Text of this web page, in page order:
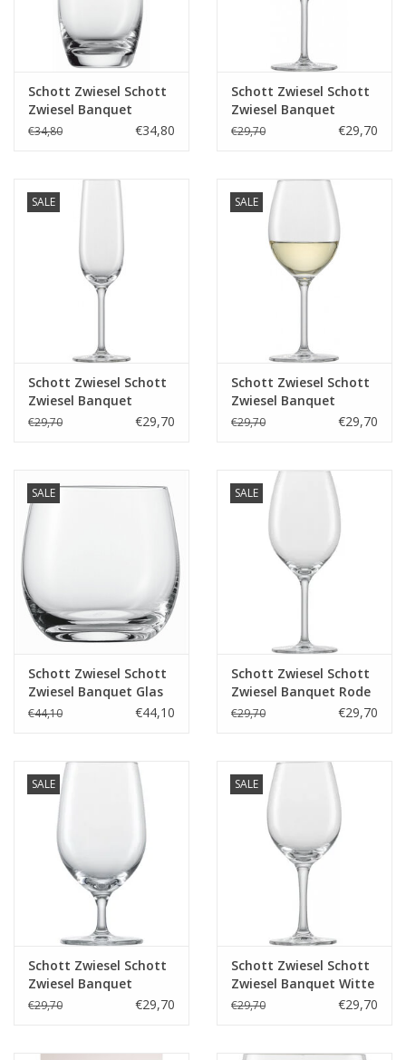
Schott Zwiesel Schott
Zwiesel Banquet
Bierbeker 42 - 0.42 Ltr -
€34,80 €34,80
Schott Zwiesel Schott
Zwiesel Banquet
Bourgogne goblet 140
€29,70 €29,70
SALE
Schott Zwiesel Schott
Zwiesel Banquet
Champagneglas met
€29,70 €29,70
SALE
Schott Zwiesel Schott
Zwiesel Banquet
Chardonnay wijnglas 0
€29,70 €29,70
SALE
Schott Zwiesel Schott
Zwiesel Banquet Glas
multifunctioneel 330 -
€44,10 €44,10
SALE
Schott Zwiesel Schott
Zwiesel Banquet Rode
wijnglas 1 - 0.475Ltr - 6
€29,70 €29,70
SALE
Schott Zwiesel Schott
Zwiesel Banquet
Waterglas 32 - 0.253Ltr
€29,70 €29,70
SALE
Schott Zwiesel Schott
Zwiesel Banquet Witte
wijnglas 2 - 0.3Ltr - 6
€29,70 €29,70